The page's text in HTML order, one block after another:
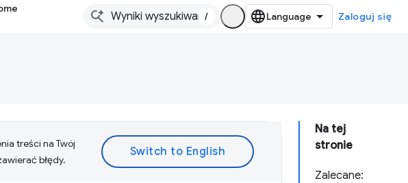
/ Zaloguj się
Na tej
stronie
Zalecane:
treści na Twój
błędy.